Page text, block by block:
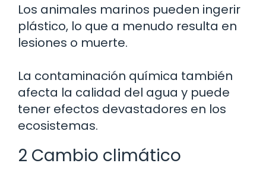
Los animales marinos pueden ingerir
plástico, lo que a menudo resulta en
lesiones o muerte.
La contaminación química también
afecta la calidad del agua y puede
tener efectos devastadores en los
ecosistemas.
2 Cambio climático